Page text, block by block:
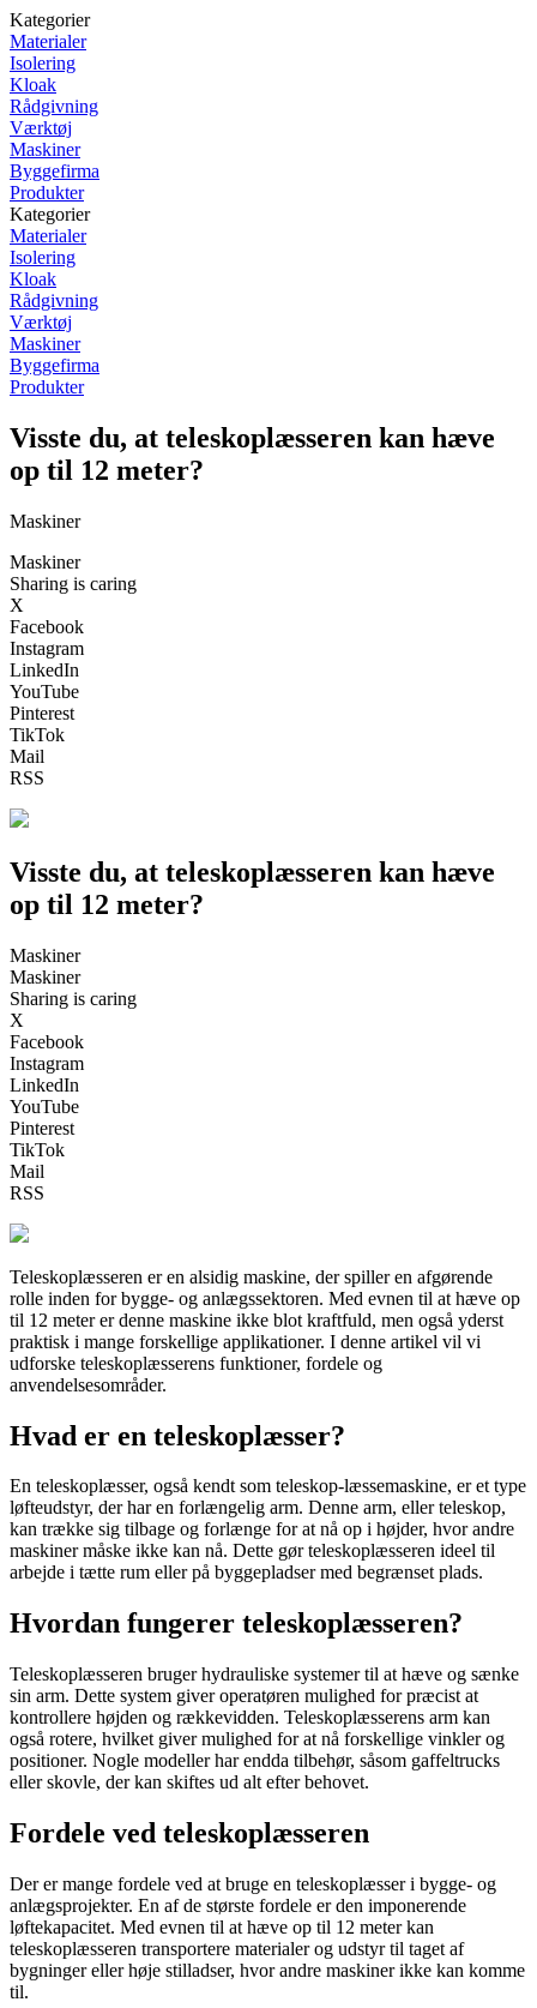
Kategorier
Materialer
Isolering
Kloak
Rådgivning
Værktøj
Maskiner
Byggefirma
Produkter
Kategorier
Materialer
Isolering
Kloak
Rådgivning
Værktøj
Maskiner
Byggefirma
Produkter
Visste du, at teleskoplæsseren kan hæve
op til 12 meter?
Maskiner
Maskiner
Sharing is caring
X
Facebook
Instagram
LinkedIn
YouTube
Pinterest
TikTok
Mail
RSS
Visste du, at teleskoplæsseren kan hæve
op til 12 meter?
Maskiner
Maskiner
Sharing is caring
X
Facebook
Instagram
LinkedIn
YouTube
Pinterest
TikTok
Mail
RSS
Teleskoplæsseren er en alsidig maskine, der spiller en afgørende
rolle inden for bygge- og anlægssektoren. Med evnen til at hæve op
til 12 meter er denne maskine ikke blot kraftfuld, men også yderst
praktisk i mange forskellige applikationer. I denne artikel vil vi
udforske teleskoplæsserens funktioner, fordele og
anvendelsesområder.
Hvad er en teleskoplæsser?
En teleskoplæsser, også kendt som teleskop-læssemaskine, er et type
løfteudstyr, der har en forlængelig arm. Denne arm, eller teleskop,
kan trække sig tilbage og forlænge for at nå op i højder, hvor andre
maskiner måske ikke kan nå. Dette gør teleskoplæsseren ideel til
arbejde i tætte rum eller på byggepladser med begrænset plads.
Hvordan fungerer teleskoplæsseren?
Teleskoplæsseren bruger hydrauliske systemer til at hæve og sænke
sin arm. Dette system giver operatøren mulighed for præcist at
kontrollere højden og rækkevidden. Teleskoplæsserens arm kan
også rotere, hvilket giver mulighed for at nå forskellige vinkler og
positioner. Nogle modeller har endda tilbehør, såsom gaffeltrucks
eller skovle, der kan skiftes ud alt efter behovet.
Fordele ved teleskoplæsseren
Der er mange fordele ved at bruge en teleskoplæsser i bygge- og
anlægsprojekter. En af de største fordele er den imponerende
løftekapacitet. Med evnen til at hæve op til 12 meter kan
teleskoplæsseren transportere materialer og udstyr til taget af
bygninger eller høje stilladser, hvor andre maskiner ikke kan komme
til.